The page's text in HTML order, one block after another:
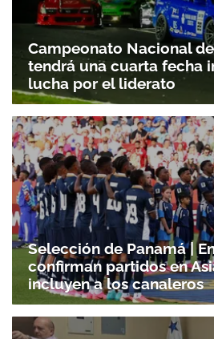
Campeonato Nacional
tendrá una cuarta fecha
lucha por el liderato
Selección de Panamá |
confirman partidos en
incluyen a los canaleros